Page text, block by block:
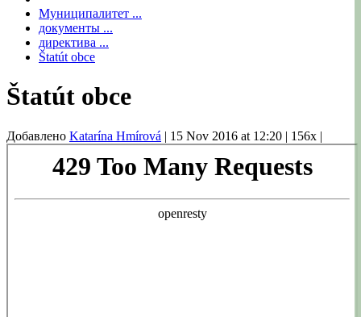
Муниципалитет ...
документы ...
директива ...
Štatút obce
Štatút obce
Добавлено Katarína Hmírová | 15 Nov 2016 at 12:20 | 156x |